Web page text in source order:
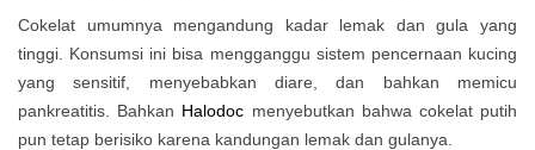
Cokelat umumnya mengandung kadar lemak dan gula yang
tinggi. Konsumsi ini bisa mengganggu sistem pencernaan kucing
yang sensitif, menyebabkan diare, dan bahkan memicu
pankreatitis. Bahkan Halodoc menyebutkan bahwa cokelat putih
pun tetap berisiko karena kandungan lemak dan gulanya.